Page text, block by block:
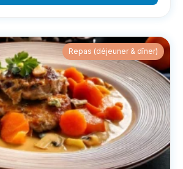
Repas (déjeuner & dîner)